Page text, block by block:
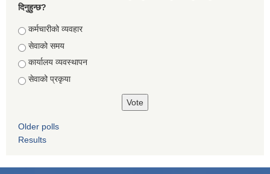
दिनुहुन्छ?
Choices
कर्मचारीको व्यवहार
सेवाको समय
कार्यालय व्यवस्थापन
सेवाको प्रकृया
Older polls
Results